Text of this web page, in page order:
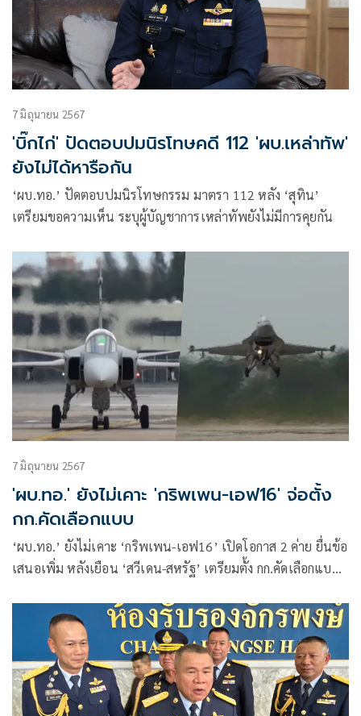
7 มิถุนายน 2567
'บิ๊กไก่' ปัดตอบปมนิรโทษคดี 112 'ผบ.เหล่าทัพ'
ยังไม่ได้หารือกัน
‘ผบ.ทอ.’ ปัดตอบปมนิรโทษกรรม มาตรา 112 หลัง ‘สุทิน’
เตรียมขอความเห็น ระบุผู้บัญชาการเหล่าทัพยังไม่มีการคุยกัน
7 มิถุนายน 2567
'ผบ.ทอ.' ยังไม่เคาะ 'กริพเพน-เอฟ16' จ่อตั้ง
กก.คัดเลือกแบบ
‘ผบ.ทอ.’ ยังไม่เคาะ ‘กริพเพน-เอฟ16’ เปิดโอกาส 2 ค่าย ยื่นข้อ
เสนอเพิ่ม หลังเยือน ‘สวีเดน-สหรัฐ’ เตรียมตั้ง กก.คัดเลือกแบบฯ